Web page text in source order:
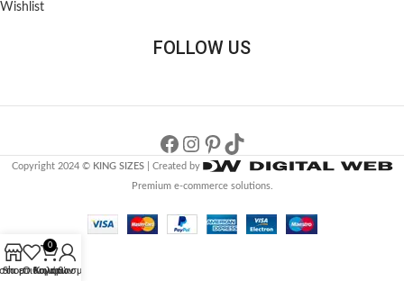
Wishlist
FOLLOW US
Copyright 2024 © KING SIZES| Created by
Premium e-commerce solutions.
Shopεπιθυμητών
0
Καλάθι
Ο λογαριασμός μου